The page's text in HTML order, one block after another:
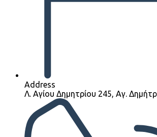
Address
Λ. Αγίου Δημητρίου 245, Αγ.